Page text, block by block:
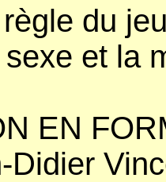
du
et la
EN
Didier